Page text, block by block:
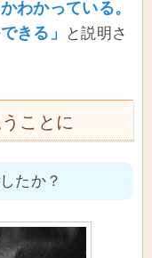
わかっている。
きる」
と説明さ
ことに
たか？